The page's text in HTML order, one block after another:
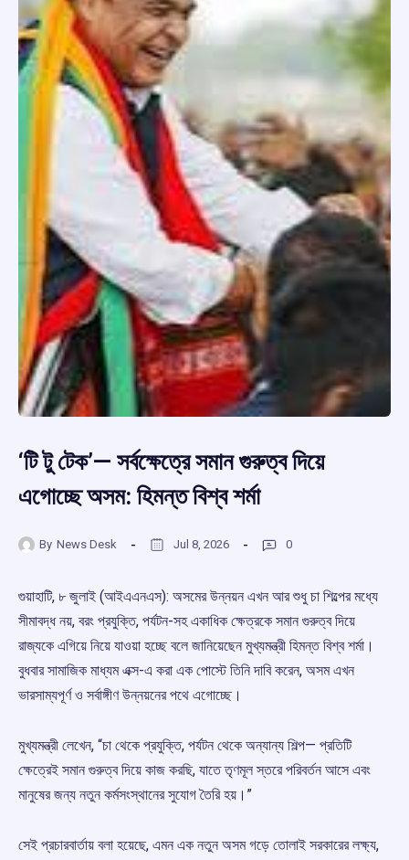
‘টি টু টেক’— সর্বক্ষেত্রে সমান গুরুত্ব দিয়ে
এগোচ্ছে অসম: হিমন্ত বিশ্ব শর্মা
By News Desk Jul 8, 2026 0
গুয়াহাটি, ৮ জুলাই (আইএএনএস): অসমের উন্নয়ন এখন আর শুধু চা শিল্পের মধ্যে
সীমাবদ্ধ নয়, বরং প্রযুক্তি, পর্যটন-সহ একাধিক ক্ষেত্রকে সমান গুরুত্ব দিয়ে
রাজ্যকে এগিয়ে নিয়ে যাওয়া হচ্ছে বলে জানিয়েছেন মুখ্যমন্ত্রী হিমন্ত বিশ্ব শর্মা।
বুধবার সামাজিক মাধ্যম এক্স-এ করা এক পোস্টে তিনি দাবি করেন, অসম এখন
ভারসাম্যপূর্ণ ও সর্বাঙ্গীণ উন্নয়নের পথে এগোচ্ছে।
মুখ্যমন্ত্রী লেখেন, “চা থেকে প্রযুক্তি, পর্যটন থেকে অন্যান্য শিল্প— প্রতিটি
ক্ষেত্রেই সমান গুরুত্ব দিয়ে কাজ করছি, যাতে তৃণমূল স্তরে পরিবর্তন আসে এবং
মানুষের জন্য নতুন কর্মসংস্থানের সুযোগ তৈরি হয়।”
সেই প্রচারবার্তায় বলা হয়েছে, এমন এক নতুন অসম গড়ে তোলাই সরকারের লক্ষ্য,